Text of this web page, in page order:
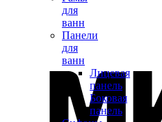
для
ванн
Панели
для
ванн
Лицевая
панель
Боковая
панель